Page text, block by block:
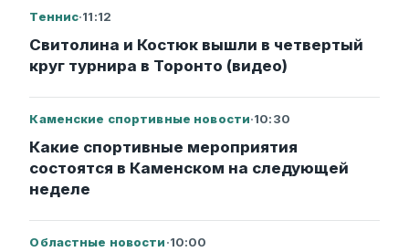
Теннис·11:12
Свитолина и Костюк вышли в четвертый
круг турнира в Торонто (видео)
Каменские спортивные новости·10:30
Какие спортивные мероприятия
состоятся в Каменском на следующей
неделе
Областные новости·10:00